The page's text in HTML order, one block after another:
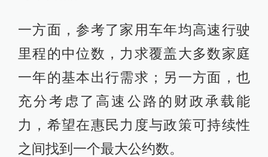
一方面，参考了家用车年均高速行驶
里程的中位数，力求覆盖大多数家庭
一年的基本出行需求；另一方面，也
充分考虑了高速公路的财政承载能
力，希望在惠民力度与政策可持续性
之间找到一个最大公约数。